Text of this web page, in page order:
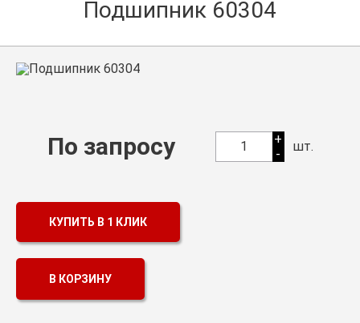
Оптовикам
Цепи
Подшипник 60304
По запросу 1
+
-
шт.
КУПИТЬ В 1 КЛИК
В КОРЗИНУ